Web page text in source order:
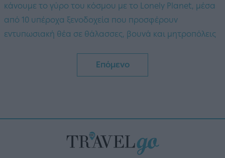
κάνουμε το γύρο του κόσμου με το Lonely Planet, μέσα
από 10 υπέροχα ξενοδοχεία που προσφέρουν
εντυπωσιακή θέα σε θάλασσες, βουνά και μητροπόλεις
Επόμενο